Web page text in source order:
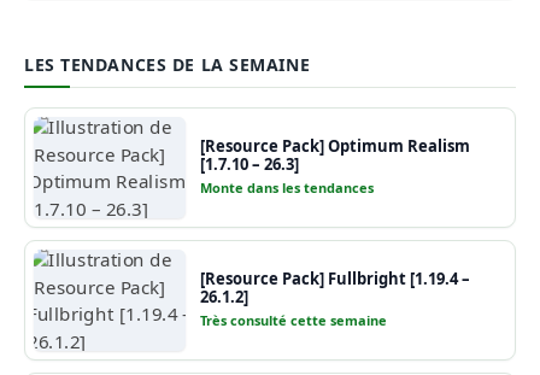
LES TENDANCES DE LA SEMAINE
[Resource Pack] Optimum Realism
[1.7.10 – 26.3]
Monte dans les tendances
[Resource Pack] Fullbright [1.19.4 –
26.1.2]
Très consulté cette semaine